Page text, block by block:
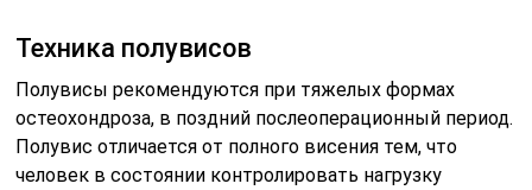
Техника полувисов
Полувисы рекомендуются при тяжелых формах
остеохондроза, в поздний послеоперационный период.
Полувис отличается от полного висения тем, что
человек в состоянии контролировать нагрузку